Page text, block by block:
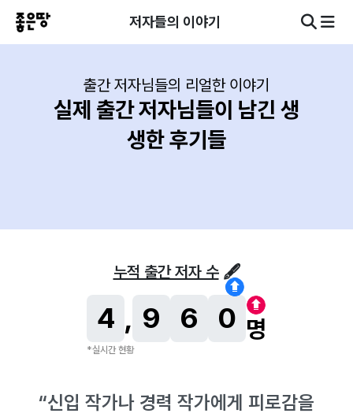
저자들의 이야기
출간 저자님들의 리얼한 이야기
실제 출간 저자님들이 남긴 생
생한 후기들
누적 출간 저자 수🖋
4 , 9 6 0 명
*실시간 현황
“신입 작가나 경력 작가에게 피로감을